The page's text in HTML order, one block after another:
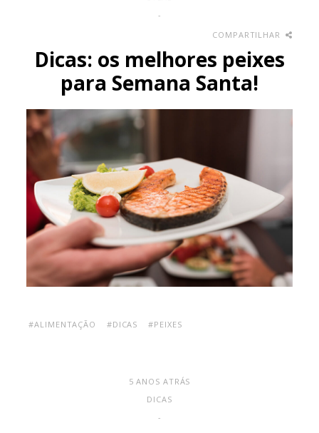
-
COMPARTILHAR
Dicas: os melhores peixes
para Semana Santa!
#ALIMENTAÇÃO #DICAS #PEIXES
5 ANOS ATRÁS
DICAS
-